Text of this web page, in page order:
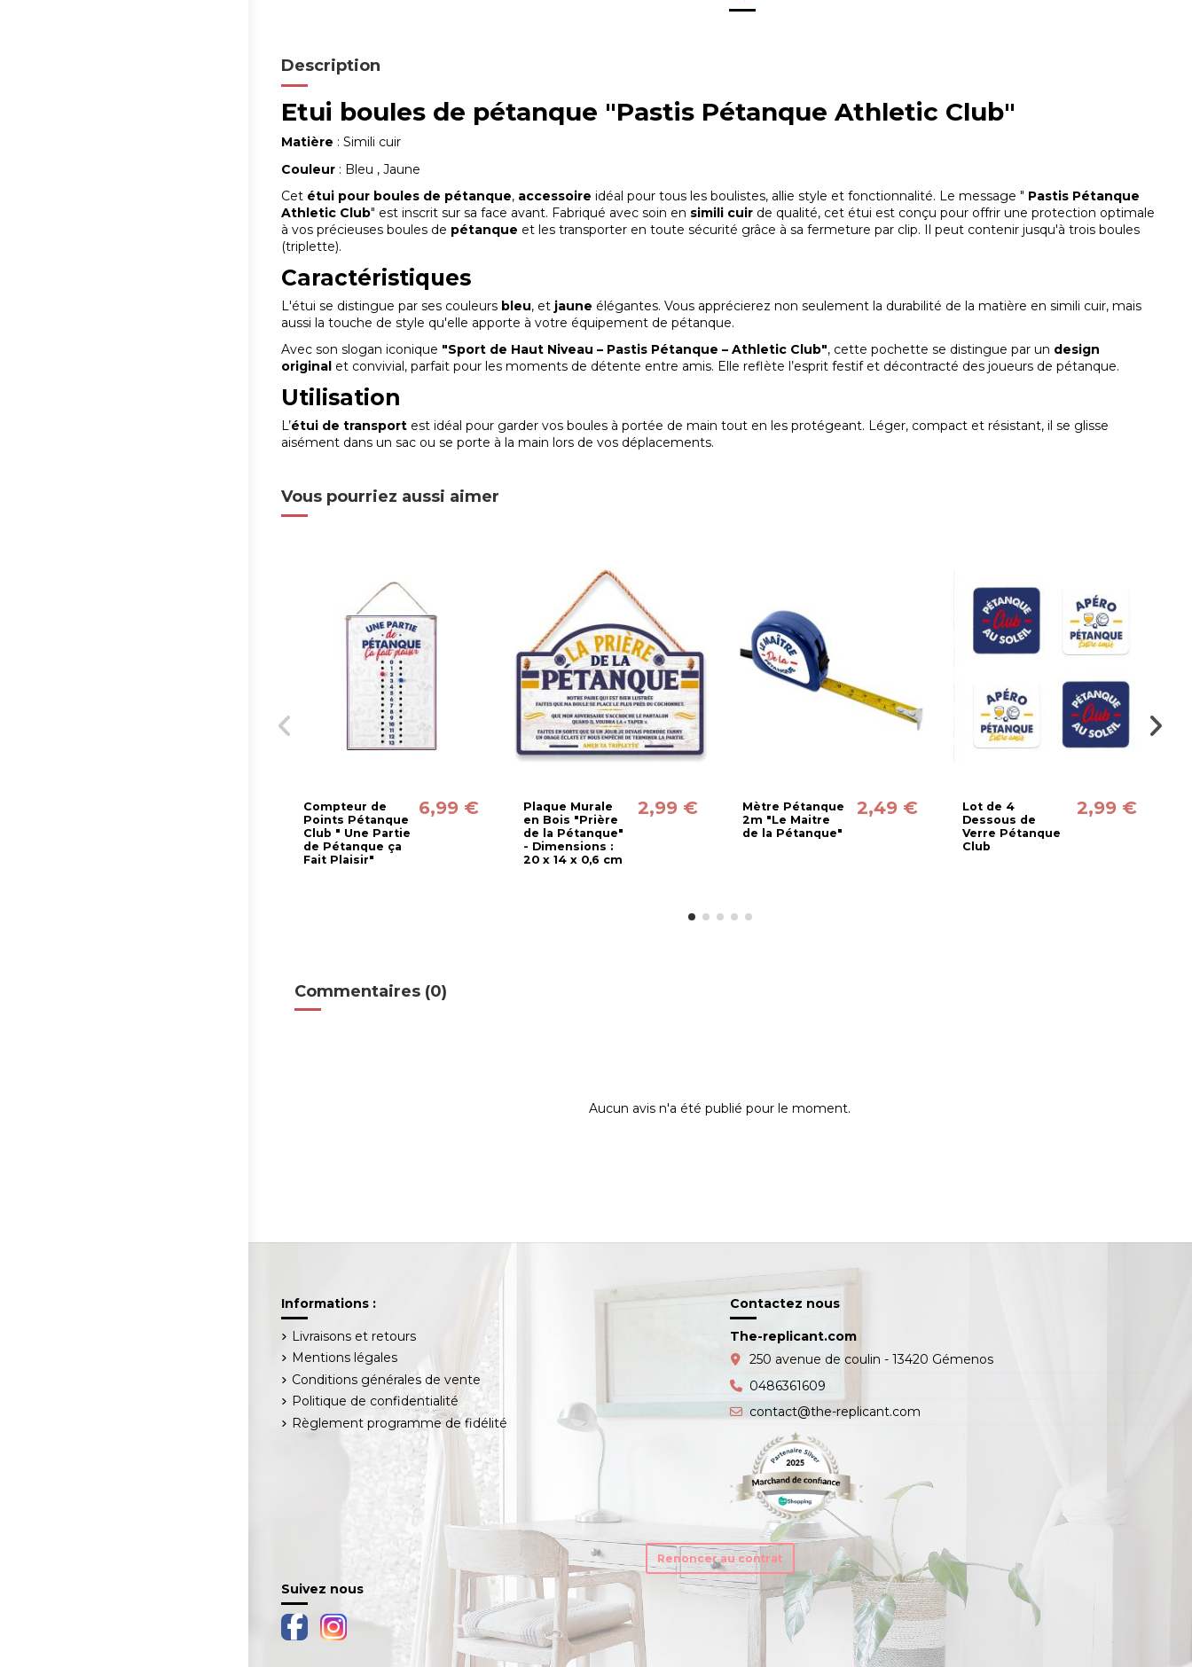
Description
Etui boules de pétanque "Pastis Pétanque Athletic Club"
Matière : Simili cuir
Couleur : Bleu , Jaune
Cet étui pour boules de pétanque, accessoireidéal pour tous les boulistes, allie style et fonctionnalité. Le message " Pastis Pétanque
Athletic Club" est inscrit sur sa face avant. Fabriqué avec soin en simili cuir de qualité, cet étui est conçu pour offrir une protection optimale
à vos précieuses boules de pétanque et les transporter en toute sécurité grâce à sa fermeture par clip. Il peut contenir jusqu'à trois boules
(triplette).
Caractéristiques
L'étui se distingue par ses couleurs bleu, et jaune élégantes. Vous apprécierez non seulement la durabilité de la matière en simili cuir, mais
aussi la touche de style qu'elle apporte à votre équipement de pétanque.
Avec son slogan iconique "Sport de Haut Niveau – Pastis Pétanque – Athletic Club", cette pochette se distingue par un design
original et convivial, parfait pour les moments de détente entre amis. Elle reflète l’esprit festif et décontracté des joueurs de pétanque.
Utilisation
L’étui de transport est idéal pour garder vos boules à portée de main tout en les protégeant. Léger, compact et résistant, il se glisse
aisément dans un sac ou se porte à la main lors de vos déplacements.
Vous pourriez aussi aimer
Compteur de
Points Pétanque
Club " Une Partie
de Pétanque ça
Fait Plaisir"
6,99 €
Plaque Murale
en Bois "Prière
de la Pétanque"
- Dimensions :
20 x 14 x 0,6 cm
2,99 €
Mètre Pétanque
2m "Le Maitre
de la Pétanque"
2,49 €
Lot de 4
Dessous de
Verre Pétanque
Club
2,99 €
Commentaires (0)
Aucun avis n'a été publié pour le moment.
Informations :
Livraisons et retours
Mentions légales
Conditions générales de vente
Politique de confidentialité
Règlement programme de fidélité
Contactez nous
The-replicant.com
250 avenue de coulin - 13420 Gémenos
0486361609
contact@the-replicant.com
Renoncer au contrat
Suivez nous